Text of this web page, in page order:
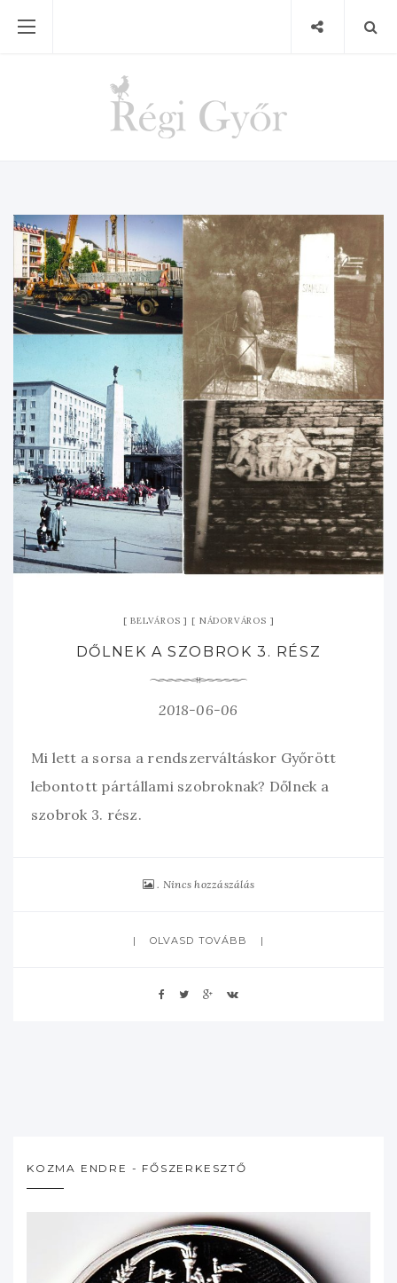
BELVÁROS NÁDORVÁROS
DŐLNEK A SZOBROK 3. RÉSZ
2018-06-06
Mi lett a sorsa a rendszerváltáskor Győrött
lebontott pártállami szobroknak? Dőlnek a
szobrok 3. rész.
Nincs hozzászálás
OLVASD TOVÁBB
KOZMA ENDRE - FŐSZERKESZTŐ